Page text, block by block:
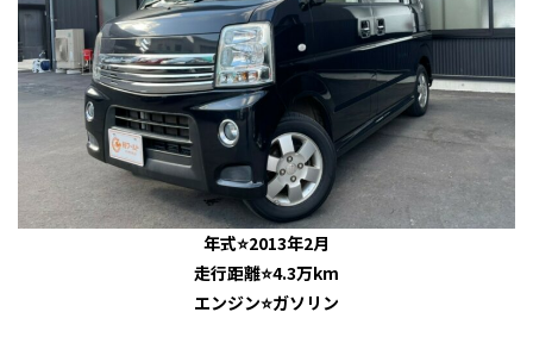
年式⭐2013年2月
走行距離⭐4.3万km
エンジン⭐ガソリン